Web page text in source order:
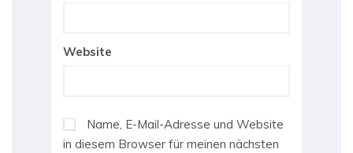
Website
Name, E-Mail-Adresse und Website
in diesem Browser für meinen nächsten